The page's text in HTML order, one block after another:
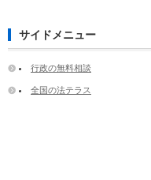
サイドメニュー
行政の無料相談
全国の法テラス